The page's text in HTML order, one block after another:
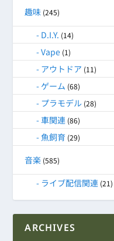
趣味 (245)
D.I.Y. (14)
Vape (1)
アウトドア (11)
ゲーム (68)
プラモデル (28)
車関連 (86)
魚飼育 (29)
音楽 (585)
ライブ配信関連 (21)
ARCHIVES